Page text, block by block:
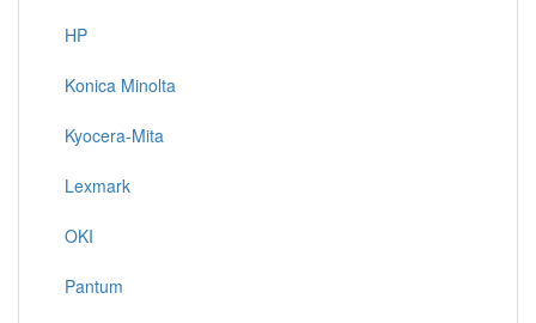
HP
Konica Minolta
Kyocera-Mita
Lexmark
OKI
Pantum